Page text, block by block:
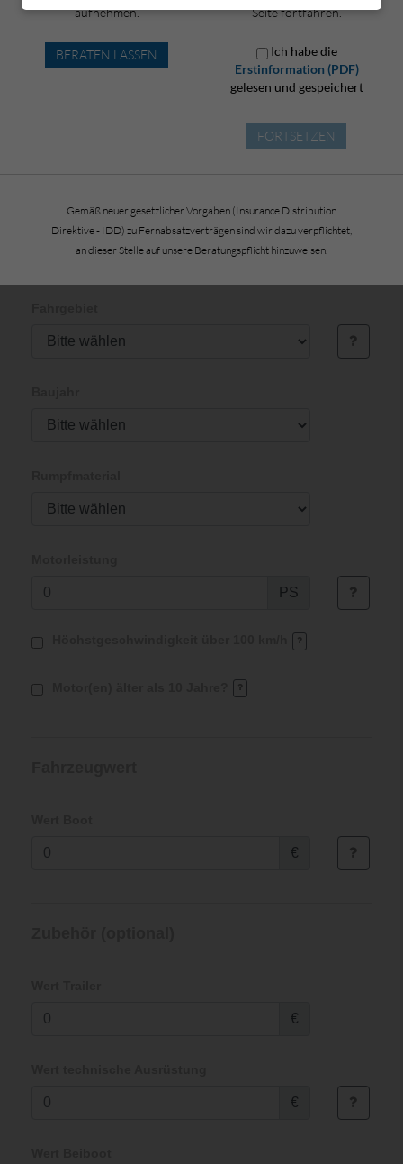
Wohnort Land
Foiler
PS
€
€
€
aufnehmen.
BERATEN LASSEN
Seite fortfahren.
Ich habe die
Erstinformation (PDF)
gelesen und gespeichert
FORTSETZEN
Gemäß neuer gesetzlicher Vorgaben (Insurance Distribution
Direktive - IDD) zu Fernabsatzverträgen sind wir dazu verpflichtet,
an dieser Stelle auf unsere Beratungspflicht hinzuweisen.